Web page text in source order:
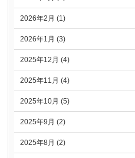
2026年2月 (1)
2026年1月 (3)
2025年12月 (4)
2025年11月 (4)
2025年10月 (5)
2025年9月 (2)
2025年8月 (2)